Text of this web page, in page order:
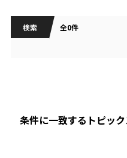
検索 全0件
条件に一致するトピッ